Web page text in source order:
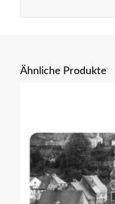
Ähnliche Produkte